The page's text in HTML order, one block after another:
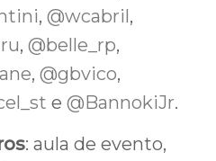
, @wcabril,
, @belle_rp,
, @gbvico,
e @BannokiJr.
: aula de evento,